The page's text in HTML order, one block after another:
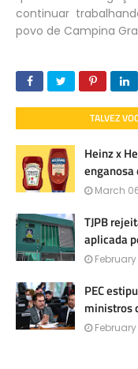
continuar
povo de Campina
TALVEZ
Heinz x
enganosa
March
TJPB
aplicada
PEC
ministros
February